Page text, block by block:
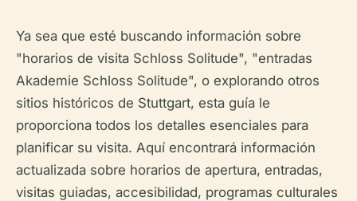
Ya sea que esté buscando información sobre
"horarios de visita Schloss Solitude", "entradas
Akademie Schloss Solitude", o explorando otros
sitios históricos de Stuttgart, esta guía le
proporciona todos los detalles esenciales para
planificar su visita. Aquí encontrará información
actualizada sobre horarios de apertura, entradas,
visitas guiadas, accesibilidad, programas culturales